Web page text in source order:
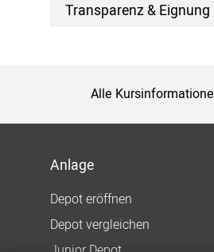
Transparenz & Eignung
Alle
Anlage
Depot eröffnen
Depot vergleichen